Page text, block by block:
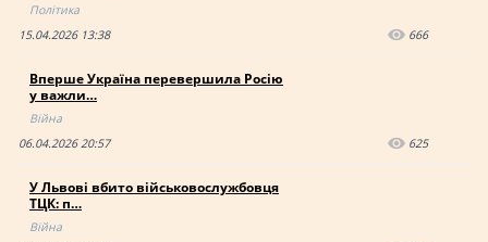
Політика
15.04.2026 13:38
666
Вперше Україна перевершила Росію
у важли…
Війна
06.04.2026 20:57
625
У Львові вбито військовослужбовця
ТЦК: п…
Війна